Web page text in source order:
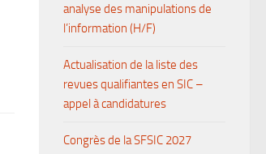
analyse des manipulations de
l’information (H/F)
Actualisation de la liste des
revues qualifiantes en SIC –
appel à candidatures
Congrès de la SFSIC 2027